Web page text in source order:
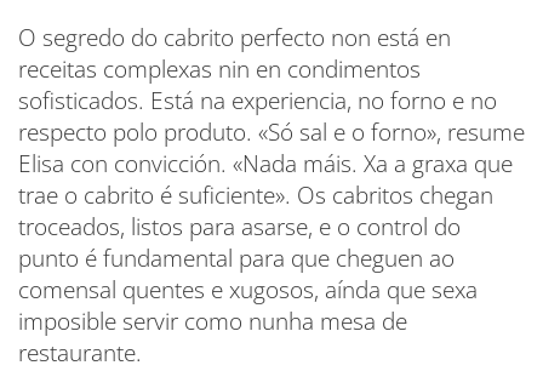
O segredo do cabrito perfecto non está en
receitas complexas nin en condimentos
sofisticados. Está na experiencia, no forno e no
respecto polo produto. «Só sal e o forno», resume
Elisa con convicción. «Nada máis. Xa a graxa que
trae o cabrito é suficiente». Os cabritos chegan
troceados, listos para asarse, e o control do
punto é fundamental para que cheguen ao
comensal quentes e xugosos, aínda que sexa
imposible servir como nunha mesa de
restaurante.